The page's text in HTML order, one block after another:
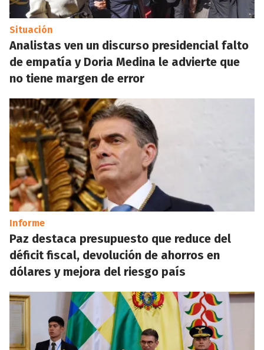
Situación
Analistas ven un discurso presidencial falto
de empatía y Doria Medina le advierte que
no tiene margen de error
Informe
Paz destaca presupuesto que reduce del
déficit fiscal, devolución de ahorros en
dólares y mejora del riesgo país